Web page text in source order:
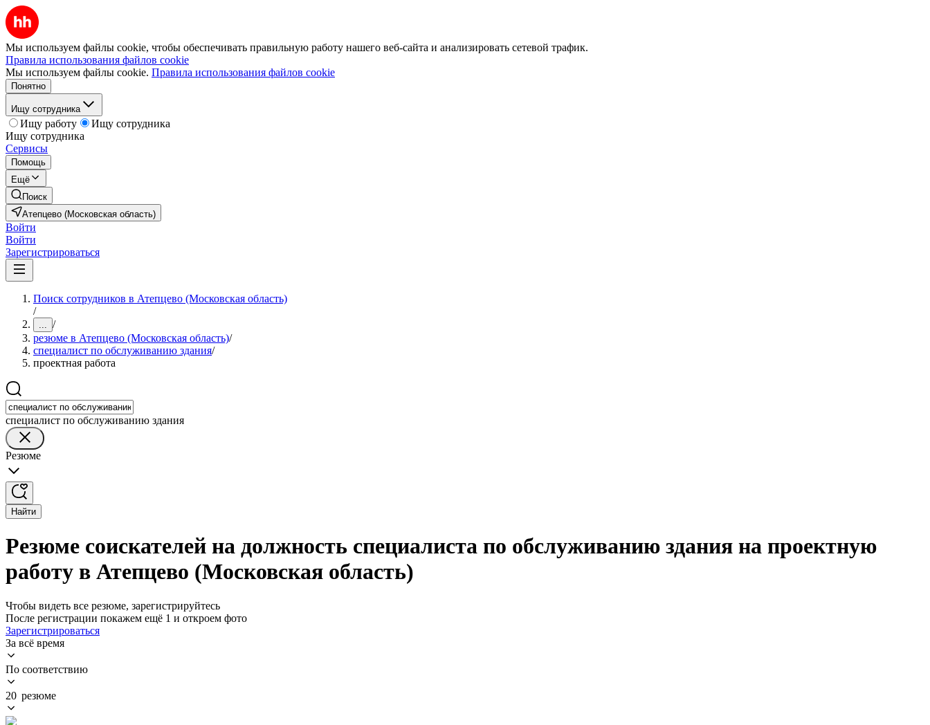
Мы используем файлы cookie, чтобы обеспечивать правильную работу нашего веб-сайта и анализировать сетевой трафик.
Правила использования файлов cookie
Мы используем файлы cookie. Правила использования файлов cookie
Понятно
Ищу сотрудника
Ищу работу
Ищу сотрудника
Ищу сотрудника
Сервисы
Помощь
Ещё
Поиск
Атепцево (Московская область)
Войти
Войти
Зарегистрироваться
Поиск сотрудников в Атепцево (Московская область)
/
... /
резюме в Атепцево (Московская область)/
специалист по обслуживанию здания/
проектная работа
специалист по обслуживанию здания
Резюме
Найти
Резюме соискателей на должность специалиста по обслуживанию здания на проектную
работу в Атепцево (Московская область)
Чтобы видеть все резюме, зарегистрируйтесь
После регистрации покажем ещё 1 и откроем фото
Зарегистрироваться
За всё время
По соответствию
20 резюме